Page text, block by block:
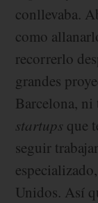
conllevaba.
como
recorrerlo
grandes
Barcelona, ni
startups que
seguir
Unidos. Así